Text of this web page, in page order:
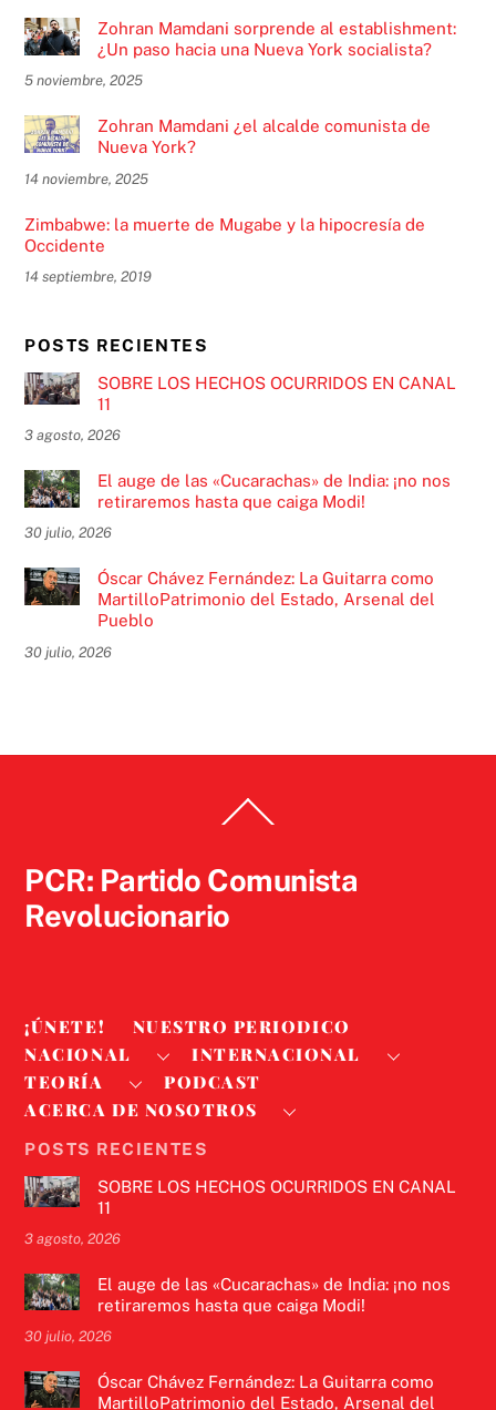
Zohran Mamdani sorprende al establishment:
¿Un paso hacia una Nueva York socialista?
5 noviembre, 2025
Zohran Mamdani ¿el alcalde comunista de
Nueva York?
14 noviembre, 2025
Zimbabwe: la muerte de Mugabe y la hipocresía de
Occidente
14 septiembre, 2019
POSTS RECIENTES
SOBRE LOS HECHOS OCURRIDOS EN CANAL
11
3 agosto, 2026
El auge de las «Cucarachas» de India: ¡no nos
retiraremos hasta que caiga Modi!
30 julio, 2026
Óscar Chávez Fernández: La Guitarra como
MartilloPatrimonio del Estado, Arsenal del
Pueblo
30 julio, 2026
To
PCR: Partido Comunista
Revolucionario
¡ÚNETE!
NUESTRO PERIODICO
NACIONAL
INTERNACIONAL
TEORÍA
PODCAST
ACERCA DE NOSOTROS
POSTS RECIENTES
SOBRE LOS HECHOS OCURRIDOS EN CANAL
11
3 agosto, 2026
El auge de las «Cucarachas» de India: ¡no nos
retiraremos hasta que caiga Modi!
30 julio, 2026
Óscar Chávez Fernández: La Guitarra como
MartilloPatrimonio del Estado, Arsenal del